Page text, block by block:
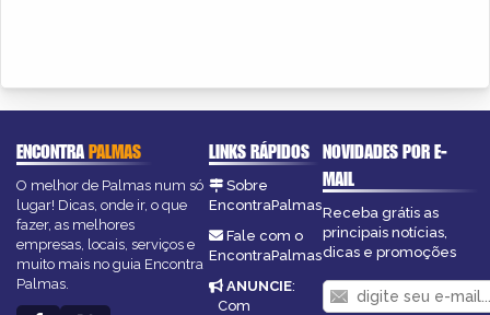
ENCONTRAPALMAS
O melhor de Palmas num só
lugar! Dicas, onde ir, o que
fazer, as melhores
empresas, locais, serviços e
muito mais no guia Encontra
Palmas.
LINKS RÁPIDOS
Sobre
EncontraPalmas
Fale com o
EncontraPalmas
ANUNCIE:
Com
NOVIDADES POR E-
MAIL
Receba grátis as
principais notícias,
dicas e promoções